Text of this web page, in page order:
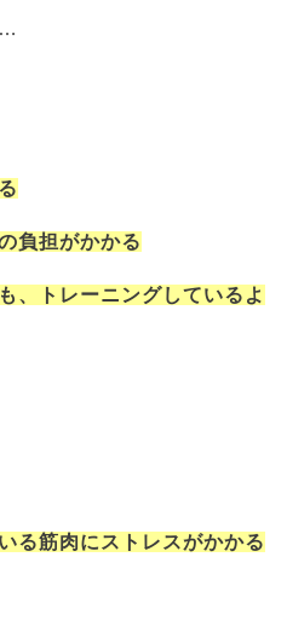
負担がかかる
、トレーニングしているよ
る筋肉にストレスがかかる